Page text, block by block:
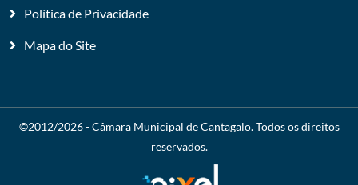
Política de Privacidade
Mapa do Site
©2012/2026 -Câmara Municipal de Cantagalo. Todos os direitos
reservados.